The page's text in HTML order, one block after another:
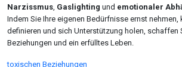
Narzissmus, Gaslighting und emotionaler
Indem Sie Ihre eigenen Bedürfnisse ernst nehmen,
definieren und sich Unterstützung holen, schaffen
Beziehungen und ein erfülltes Leben.
toxischen Beziehungen